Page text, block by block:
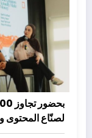
لصنّاع المحتوى